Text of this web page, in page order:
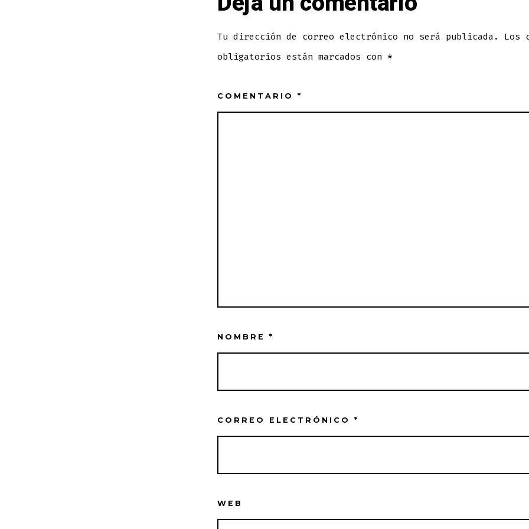
Tu dirección de correo electrónico no será publicada.
Los
obligatorios están marcados con *
COMENTARIO *
NOMBRE *
CORREO ELECTRÓNICO *
WEB